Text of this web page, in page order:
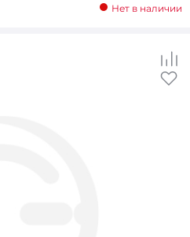
Нет в наличии